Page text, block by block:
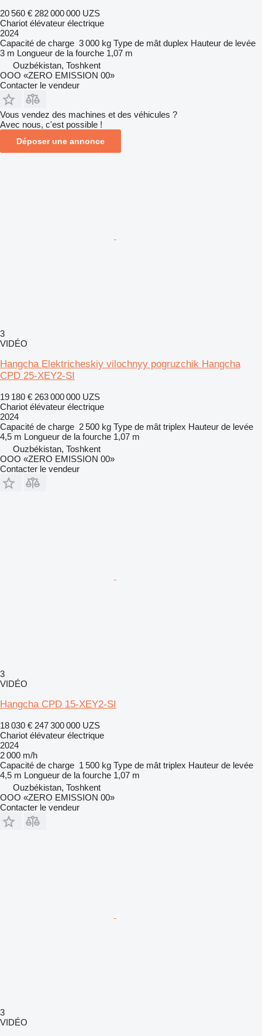
20 560 € 282 000 000 UZS
Chariot élévateur électrique
2024
Capacité de charge 3 000 kg Type de mât duplex Hauteur de levée
3 m Longueur de la fourche 1,07 m
Ouzbékistan, Toshkent
OOO «ZERO EMISSION 00»
Contacter le vendeur
Vous vendez des machines et des véhicules ?
Avec nous, c'est possible !
Déposer une annonce
3
VIDÉO
Hangcha Elektricheskiy vilochnyy pogruzchik Hangcha
CPD 25-XEY2-SI
19 180 € 263 000 000 UZS
Chariot élévateur électrique
2024
Capacité de charge 2 500 kg Type de mât triplex Hauteur de levée
4,5 m Longueur de la fourche 1,07 m
Ouzbékistan, Toshkent
OOO «ZERO EMISSION 00»
Contacter le vendeur
3
VIDÉO
Hangcha CPD 15-XEY2-SI
18 030 € 247 300 000 UZS
Chariot élévateur électrique
2024
2 000 m/h
Capacité de charge 1 500 kg Type de mât triplex Hauteur de levée
4,5 m Longueur de la fourche 1,07 m
Ouzbékistan, Toshkent
OOO «ZERO EMISSION 00»
Contacter le vendeur
3
VIDÉO